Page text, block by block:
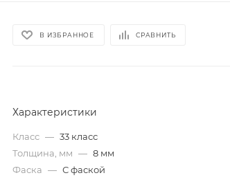
В ИЗБРАННОЕ СРАВНИТЬ
Характеристики
Класс — 33 класс
Толщина, мм — 8 мм
Фаска — С фаской